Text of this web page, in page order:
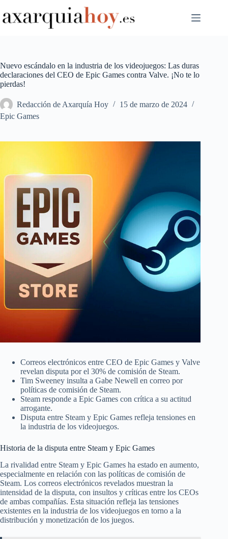
al
contenido
Nuevo escándalo en la industria de los videojuegos: Las duras
declaraciones del CEO de Epic Games contra Valve. ¡No te lo
pierdas!
Redacción de Axarquía Hoy
15 de marzo de 2024
Epic Games
Correos electrónicos entre CEO de Epic Games y Valve
revelan disputa por el 30% de comisión de Steam.
Tim Sweeney insulta a Gabe Newell en correo por
políticas de comisión de Steam.
Steam responde a Epic Games con crítica a su actitud
arrogante.
Disputa entre Steam y Epic Games refleja tensiones en
la industria de los videojuegos.
Historia de la disputa entre Steam y Epic Games
La rivalidad entre Steam y Epic Games ha estado en aumento,
especialmente en relación con las políticas de comisión de
Steam. Los correos electrónicos revelados muestran la
intensidad de la disputa, con insultos y críticas entre los CEOs
de ambas compañías. Esta situación refleja las tensiones
existentes en la industria de los videojuegos en torno a la
distribución y monetización de los juegos.